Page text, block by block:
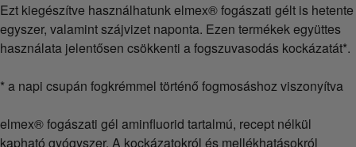
Ezt kiegészítve használhatunk elmex® fogászati gélt is hetente
egyszer, valamint szájvizet naponta. Ezen termékek együttes
használata jelentősen csökkenti a fogszuvasodás kockázatát*.
* a napi csupán fogkrémmel történő fogmosáshoz viszonyítva
elmex® fogászati gél aminfluorid tartalmú, recept nélkül
kapható gyógyszer. A kockázatokról és mellékhatásokról